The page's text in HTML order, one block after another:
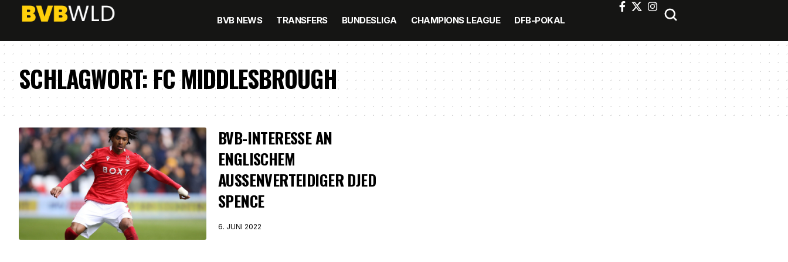
BVB NEWS TRANSFERS BUNDESLIGA CHAMPIONS LEAGUE DFB-POKAL
SCHLAGWORT:FC MIDDLESBROUGH
BVB-INTERESSE AN
ENGLISCHEM
AUSSENVERTEIDIGER DJED S
PENCE
6. JUNI 2022